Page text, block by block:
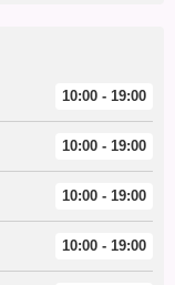
10:00 - 19:00
10:00 - 19:00
10:00 - 19:00
10:00 - 19:00